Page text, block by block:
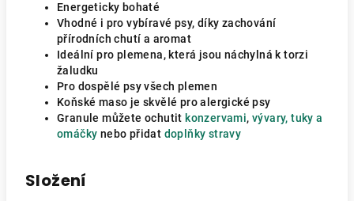
Energeticky bohaté
Vhodné i pro vybíravé psy, díky zachování
přírodních chutí a aromat
Ideální pro plemena, která jsou náchylná k torzi
žaludku
Pro dospělé psy všech plemen
Koňské maso je skvělé pro alergické psy
Granule můžete ochutit konzervami, vývary, tuky a
omáčky nebo přidat doplňky stravy
Složení